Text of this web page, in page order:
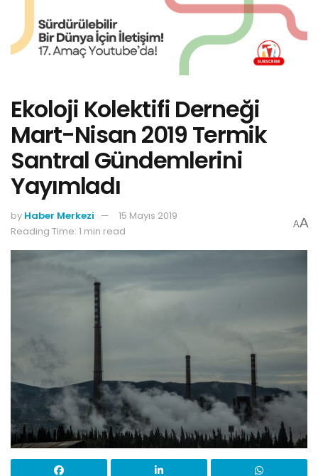
Ekoloji Kolektifi Derneği
Mart-Nisan 2019 Termik
Santral Gündemlerini
Yayımladı
by Haber Merkezi
15 Mayıs 2019
Reading Time: 1 min read
AA